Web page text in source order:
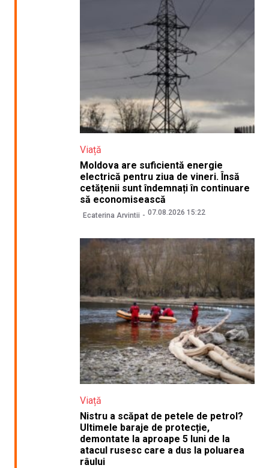
Viață
Moldova are suficientă energie
electrică pentru ziua de vineri. Însă
cetățenii sunt îndemnați în continuare
să economisească
Ecaterina Arvintii 07.08.2026 15:22
Viață
Nistru a scăpat de petele de petrol?
Ultimele baraje de protecție,
demontate la aproape 5 luni de la
atacul rusesc care a dus la poluarea
râului